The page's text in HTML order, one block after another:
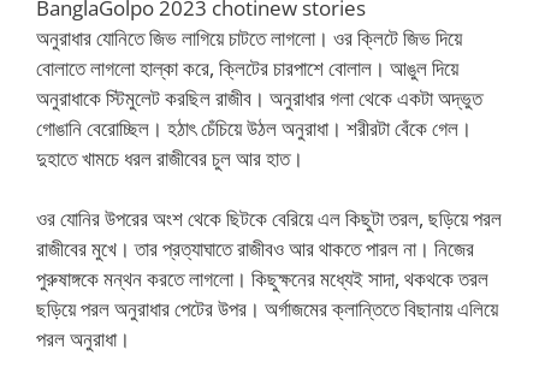
BanglaGolpo 2023 chotinew stories
অনুরাধার যোনিতে জিভ লাগিয়ে চাটতে লাগলো। ওর ক্লিটে জিভ দিয়ে
বোলাতে লাগলো হাল্কা করে, ক্লিটের চারপাশে বোলাল। আঙুল দিয়ে
অনুরাধাকে স্টিমুলেট করছিল রাজীব। অনুরাধার গলা থেকে একটা অদ্ভুত
গোঙানি বেরোচ্ছিল। হঠাৎ চেঁচিয়ে উঠল অনুরাধা। শরীরটা বেঁকে গেল।
দুহাতে খামচে ধরল রাজীবের চুল আর হাত।
ওর যোনির উপরের অংশ থেকে ছিটকে বেরিয়ে এল কিছুটা তরল, ছড়িয়ে পরল
রাজীবের মুখে। তার প্রত্যাঘাতে রাজীবও আর থাকতে পারল না। নিজের
পুরুষাঙ্গকে মন্থন করতে লাগলো। কিছুক্ষনের মধ্যেই সাদা, থকথকে তরল
ছড়িয়ে পরল অনুরাধার পেটের উপর। অর্গাজমের ক্লান্তিতে বিছানায় এলিয়ে
পরল অনুরাধা।